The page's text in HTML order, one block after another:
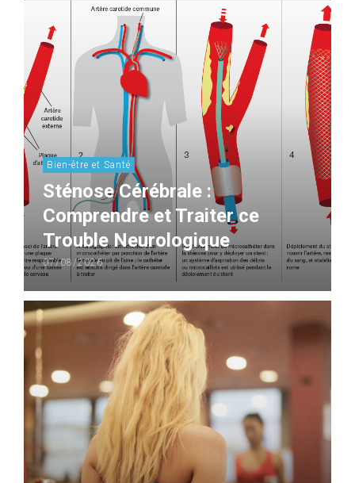
Bien-être et Santé
Sténose Cérébrale :
Comprendre et Traiter ce
Trouble Neurologique
07/08/2026